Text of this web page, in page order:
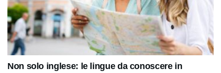
Non solo inglese: le lingue da conoscere in